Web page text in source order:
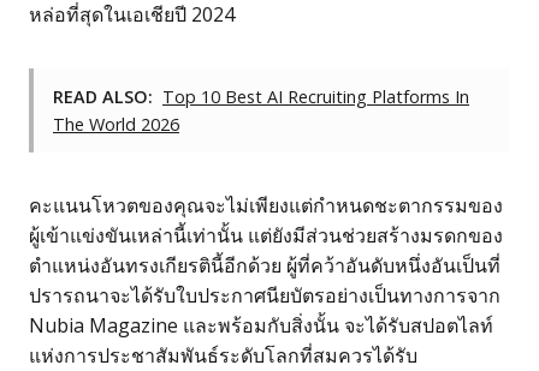
หล่อที่สุดในเอเชียปี 2024
READ ALSO: Top 10 Best AI Recruiting Platforms In
The World 2026
คะแนนโหวตของคุณจะไม่เพียงแต่กำหนดชะตากรรมของ
ผู้เข้าแข่งขันเหล่านี้เท่านั้น แต่ยังมีส่วนช่วยสร้างมรดกของ
ตำแหน่งอันทรงเกียรตินี้อีกด้วย ผู้ที่คว้าอันดับหนึ่งอันเป็นที่
ปรารถนาจะได้รับใบประกาศนียบัตรอย่างเป็นทางการจาก
Nubia Magazine และพร้อมกับสิ่งนั้น จะได้รับสปอตไลท์
แห่งการประชาสัมพันธ์ระดับโลกที่สมควรได้รับ